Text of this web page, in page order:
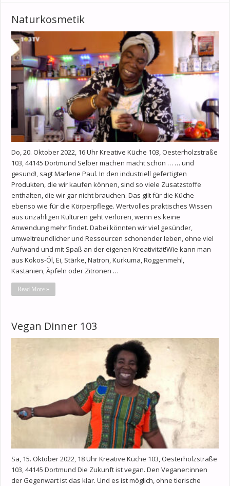
Naturkosmetik
Do, 20. Oktober 2022, 16 Uhr Kreative Küche 103, Oesterholzstraße
103, 44145 Dortmund Selber machen macht schön … … und
gesund!, sagt Marlene Paul. In den industriell gefertigten
Produkten, die wir kaufen können, sind so viele Zusatzstoffe
enthalten, die wir gar nicht brauchen. Das gilt für die Küche
ebenso wie für die Körperpflege. Wertvolles praktisches Wissen
aus unzähligen Kulturen geht verloren, wenn es keine
Anwendung mehr findet. Dabei könnten wir viel gesünder,
umweltreundlicher und Ressourcen schonender leben, ohne viel
Aufwand und mit Spaß an der eigenen Kreativität!Wie kann man
aus Kokos-Öl, Ei, Stärke, Natron, Kurkuma, Roggenmehl,
Kastanien, Äpfeln oder Zitronen …
Read More »
Vegan Dinner 103
Sa, 15. Oktober 2022, 18 Uhr Kreative Küche 103, Oesterholzstraße
103, 44145 Dortmund Die Zukunft ist vegan. Den Veganer:innen
der Gegenwart ist das klar. Und es ist möglich, ohne tierische